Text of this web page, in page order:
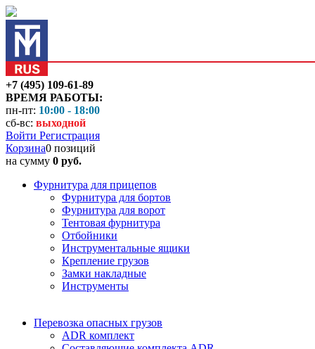
+7 (495) 109-61-89
ВРЕМЯ РАБОТЫ:
пн-пт: 10:00 - 18:00
сб-вс: выходной
Войти Регистрация
Корзина0 позиций
на сумму 0 руб.
Фурнитура для прицепов
Фурнитура для бортов
Фурнитура для ворот
Тентовая фурнитура
Отбойники
Инструментальные ящики
Крепление грузов
Замки накладные
Инструменты
Перевозка опасных грузов
ADR комплект